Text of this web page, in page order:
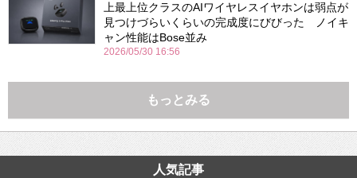
上最上位クラスのAIワイヤレスイヤホンは弱点が
見つけづらいくらいの完成度にびびった ノイキ
ャン性能はBose並み
2026/05/30 16:56
もっとみる
人気記事